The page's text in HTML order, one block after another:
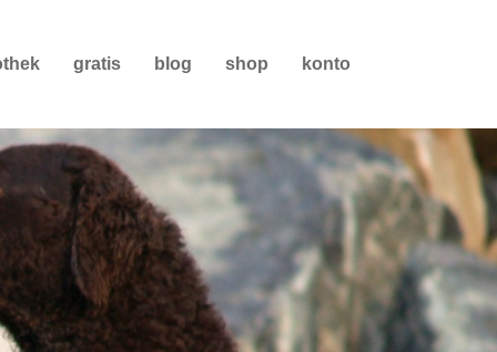
gratis blog shop konto